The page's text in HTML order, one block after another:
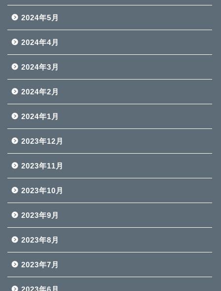
2024年5月
2024年4月
2024年3月
2024年2月
2024年1月
2023年12月
2023年11月
2023年10月
2023年9月
2023年8月
2023年7月